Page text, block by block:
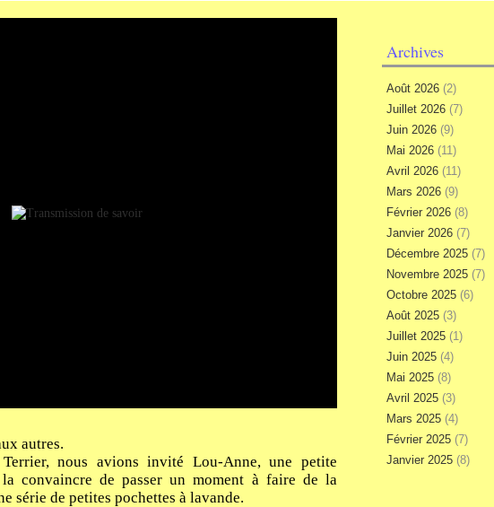
autres.
nous avions invité Lou-Anne, une petite
convaincre de passer un moment à faire de la
série de petites pochettes à lavande.
Archives
Août 2026 (2)
Juillet 2026 (7)
Juin 2026 (9)
Mai 2026 (11)
Avril 2026 (11)
Mars 2026 (9)
Février 2026 (8)
Janvier 2026 (7)
Décembre 2025 (7)
Novembre 2025 (7)
Octobre 2025 (6)
Août 2025 (3)
Juillet 2025 (1)
Juin 2025 (4)
Mai 2025 (8)
Avril 2025 (3)
Mars 2025 (4)
Février 2025 (7)
Janvier 2025 (8)